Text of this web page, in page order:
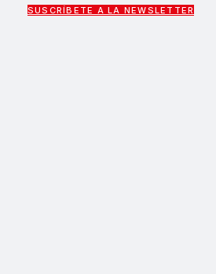
SUSCRÍBETE A LA NEWSLETTER